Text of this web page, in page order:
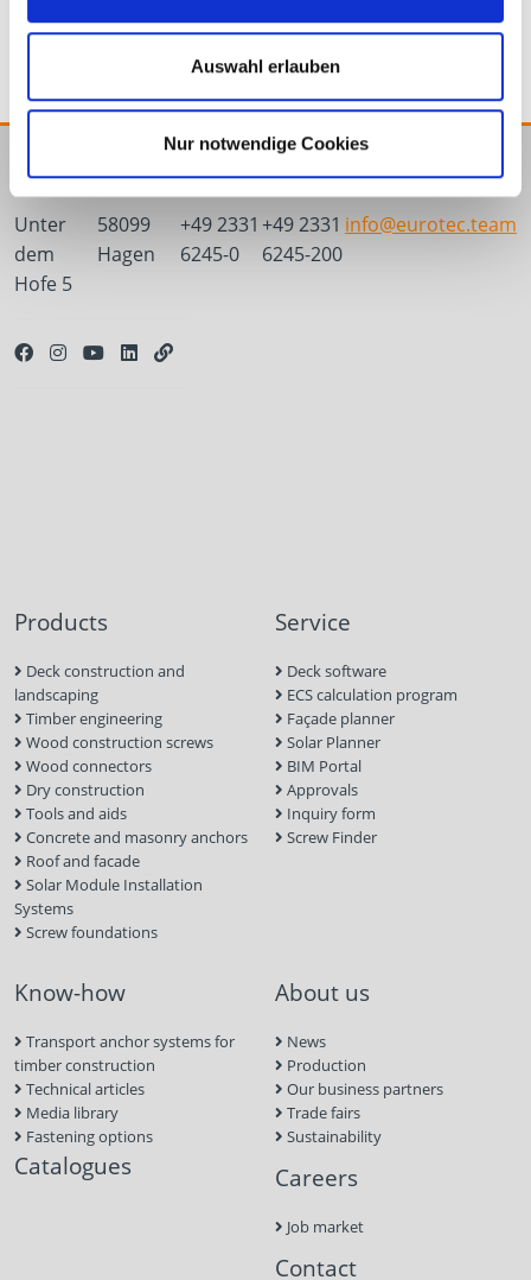
Auswahl erlauben
Nur notwendige Cookies
E.u.r.o.Tec GmbH
Unter
dem
Hofe 5
58099
Hagen
+49 2331
6245-0
+49 2331
6245-200
info@eurotec.team
Products
Deck construction and
landscaping
Timber engineering
Wood construction screws
Wood connectors
Dry construction
Tools and aids
Concrete and masonry anchors
Roof and facade
Solar Module Installation
Systems
Screw foundations
Service
Deck software
ECS calculation program
Façade planner
Solar Planner
BIM Portal
Approvals
Inquiry form
Screw Finder
Know-how
Transport anchor systems for
timber construction
Technical articles
Media library
Fastening options
Catalogues
About us
News
Production
Our business partners
Trade fairs
Sustainability
Careers
Job market
Contact